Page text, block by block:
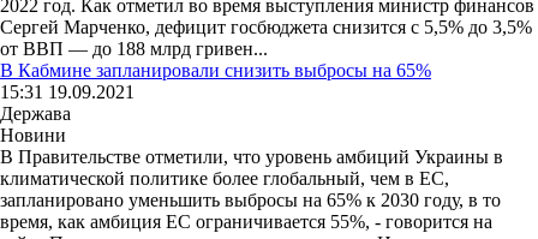
2022 год. Как отметил во время выступления министр финансов
Сергей Марченко, дефицит госбюджета снизится с 5,5% до 3,5%
от ВВП — до 188 млрд гривен...
В Кабмине запланировали снизить выбросы на 65%
15:31 19.09.2021
Держава
Новини
В Правительстве отметили, что уровень амбиций Украины в
климатической политике более глобальный, чем в ЕС,
запланировано уменьшить выбросы на 65% к 2030 году, в то
время, как амбиция ЕС ограничивается 55%, - говорится на